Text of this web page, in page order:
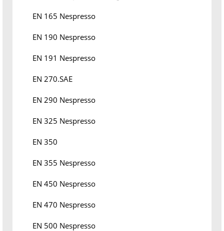
EN 165 Nespresso
EN 190 Nespresso
EN 191 Nespresso
EN 270.SAE
EN 290 Nespresso
EN 325 Nespresso
EN 350
EN 355 Nespresso
EN 450 Nespresso
EN 470 Nespresso
EN 500 Nespresso